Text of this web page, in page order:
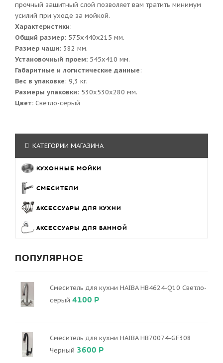
прочный защитный слой позволяет вам тратить минимум
усилий при уходе за мойкой.
Характеристики:
Общий размер: 575x440x215 мм.
Размер чаши: 382 мм.
Установочный проем: 545x410 мм.
Габаритные и логистические данные:
Вес в упаковке: 9,3 кг.
Размеры упаковки: 530x530x280 мм.
Цвет: Светло-серый
КАТЕГОРИИ МАГАЗИНА
КУХОННЫЕ МОЙКИ
СМЕСИТЕЛИ
АКСЕССУАРЫ ДЛЯ КУХНИ
АКСЕССУАРЫ ДЛЯ ВАННОЙ
ПОПУЛЯРНОЕ
Смеситель для кухни HAIBA HB4624-Q10 Светло-
серый 4100 Р
Смеситель для кухни HAIBA HB70074-GF308
Черный 3600 Р